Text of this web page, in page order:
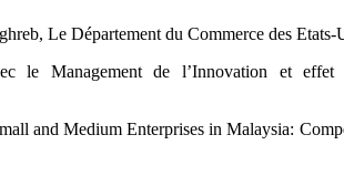
le Management de l’Innovation et
and Medium Enterprises in Malaysia: